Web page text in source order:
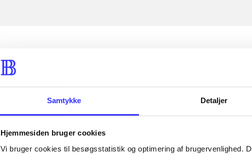
Samtykke Detaljer
Hjemmesiden bruger cookies
Vi bruger cookies til besøgsstatistik og optimering af brugervenlighed.
...
...